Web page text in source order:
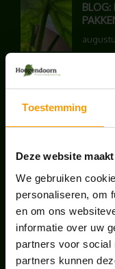
Toestemming
Deze website
We gebruiken
personaliseren, om
en om ons
informatie over uw
partners voor social
partners kunnen
juni 17,
HANDIGE LINKS